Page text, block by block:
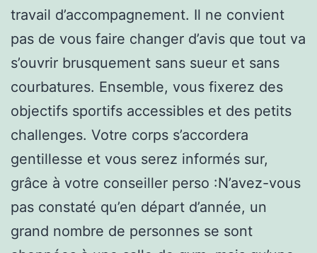
travail d’accompagnement. Il ne convient
pas de vous faire changer d’avis que tout va
s’ouvrir brusquement sans sueur et sans
courbatures. Ensemble, vous fixerez des
objectifs sportifs accessibles et des petits
challenges. Votre corps s’accordera
gentillesse et vous serez informés sur,
grâce à votre conseiller perso :N’avez-vous
pas constaté qu’en départ d’année, un
grand nombre de personnes se sont